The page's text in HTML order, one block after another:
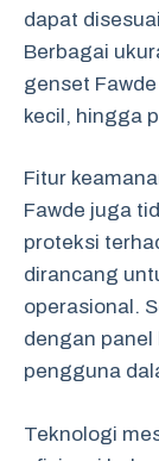
dapat
Berbagai
genset
kecil, hingga
Fitur
Fawde juga
proteksi
dirancang
operasional.
dengan
pengguna
Teknologi